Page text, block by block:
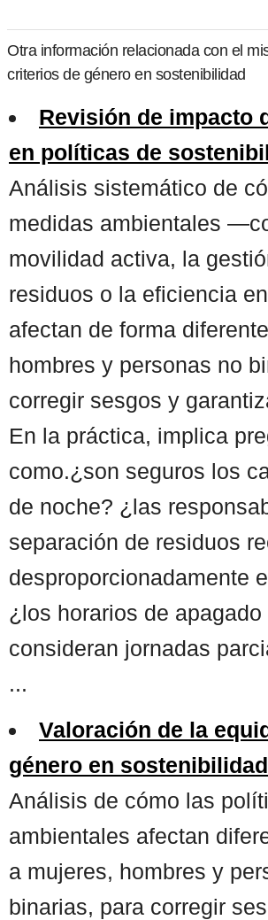
Otra información relacionada con el
criterios de género en sostenibilidad
Revisión de impacto
en políticas de
Análisis sistemático de
medidas ambientales
movilidad activa, la
residuos o la eficiencia
afectan de forma
hombres y personas no
corregir sesgos y
En la práctica, implica
como.¿son seguros los
de noche? ¿las
separación de residuos
desproporcionadamente
¿los horarios de
consideran jornadas
...
Valoración de la
género en sostenibilidad
Análisis de cómo las
ambientales afectan
a mujeres, hombres y
binarias, para corregir